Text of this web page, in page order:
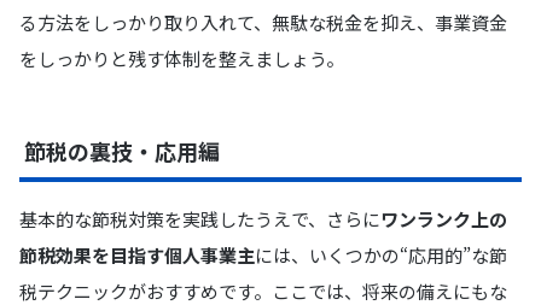
る方法をしっかり取り入れて、無駄な税金を抑え、事業資金
をしっかりと残す体制を整えましょう。
節税の裏技・応用編
基本的な節税対策を実践したうえで、さらにワンランク上の
節税効果を目指す個人事業主には、いくつかの“応用的”な節
税テクニックがおすすめです。ここでは、将来の備えにもな